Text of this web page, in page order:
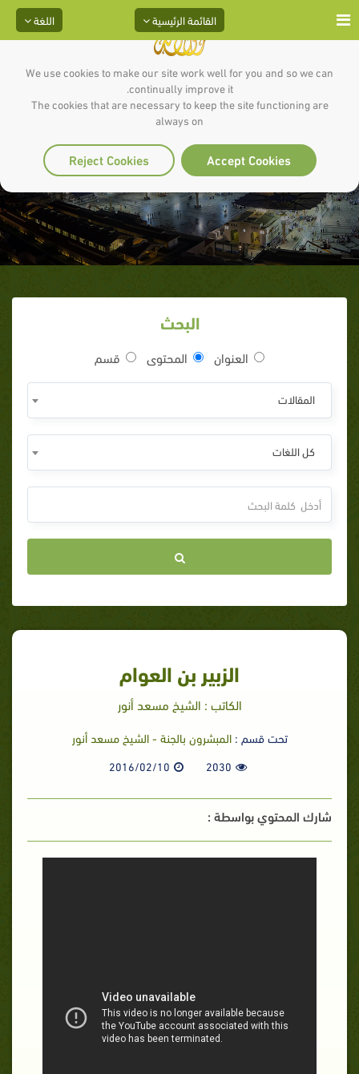
We use cookies to make our site work well for you and so we can
continually improve it.
The cookies that are necessary to keep the site functioning are
always on
Accept Cookies
Reject Cookies
اللغة القائمة الرئيسية
الزبير بن العوام
البحث
العنوان المحتوى قسم
المقالات
كل اللغات
الزبير بن العوام
الكاتب : الشيخ مسعد أنور
تحت قسم :المبشرون بالجنة - الشيخ مسعد أنور
2030
2016/02/10
شارك المحتوي بواسطة :